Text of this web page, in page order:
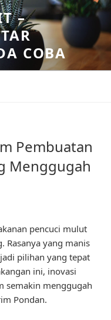
–
COBA
Pembuatan
Menggugah
pencuci mulut
Rasanya yang manis
pilihan yang tepat
ini, inovasi
semakin menggugah
Pondan.